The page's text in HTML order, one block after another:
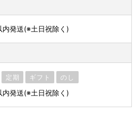
内発送(※土日祝除く)
定期 ギフト のし
内発送(※土日祝除く)